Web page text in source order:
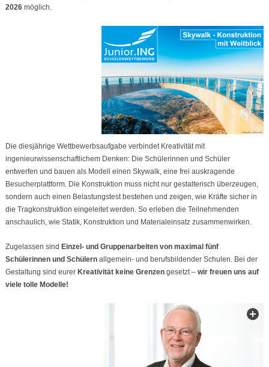
2026 möglich.
Die diesjährige Wettbewerbsaufgabe verbindet Kreativität mit
ingenieurwissenschaftlichem Denken: Die Schülerinnen und Schüler
entwerfen und bauen als Modell einen Skywalk, eine frei auskragende
Besucherplattform. Die Konstruktion muss nicht nur gestalterisch überzeugen,
sondern auch einen Belastungstest bestehen und zeigen, wie Kräfte sicher in
die Tragkonstruktion eingeleitet werden. So erleben die Teilnehmenden
anschaulich, wie Statik, Konstruktion und Materialeinsatz zusammenwirken.
Zugelassen sind Einzel- und Gruppenarbeiten von maximal fünf
Schülerinnen und Schülernallgemein- und berufsbildender Schulen. Bei der
Gestaltung sind eurer Kreativität keine Grenzengesetzt –wir freuen uns auf
viele tolle Modelle!